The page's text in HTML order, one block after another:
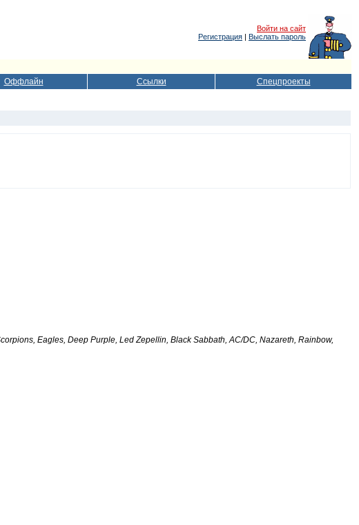
Войти на сайт
Регистрация | Выслать пароль
Оффлайн Ссылки Спецпроекты
Eagles, Deep Purple, Led Zepellin, Black Sabbath, AC/DC, Nazareth, Rainbow,